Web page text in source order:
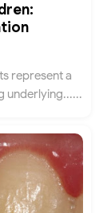
represent a
underlying......